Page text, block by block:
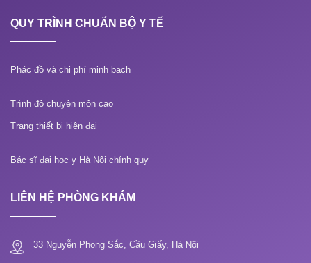
QUY TRÌNH CHUẨN BỘ Y TẾ
Phác đồ và chi phí minh bạch
Trình độ chuyên môn cao
Trang thiết bị hiện đại
Bác sĩ đại học y Hà Nội chính quy
LIÊN HỆ PHÒNG KHÁM
33 Nguyễn Phong Sắc, Cầu Giấy, Hà Nội